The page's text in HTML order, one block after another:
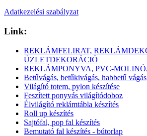
Adatkezelési szabályzat
Link:
REKLÁMFELIRAT,
ÜZLETDEKORÁCIÓ
REKLÁMPONYVA, PVC-
Betűvágás, betűkivágás, habbetű vágás
Világító totem, pylon készítése
Feszített ponyvás világítódoboz
Élvilágító reklámtábla készítés
Roll up készítés
Sajtófal, pop fal készítés
Bemutató fal készítés - bútorlap